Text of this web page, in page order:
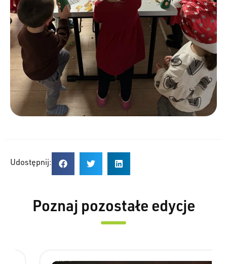
Udostępnij:
Poznaj pozostałe edycje